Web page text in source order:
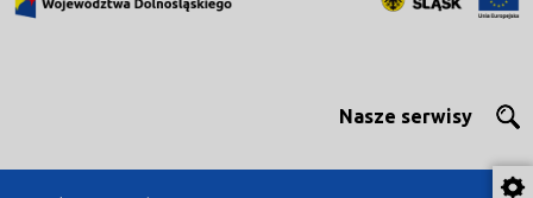
Nasze serwisy